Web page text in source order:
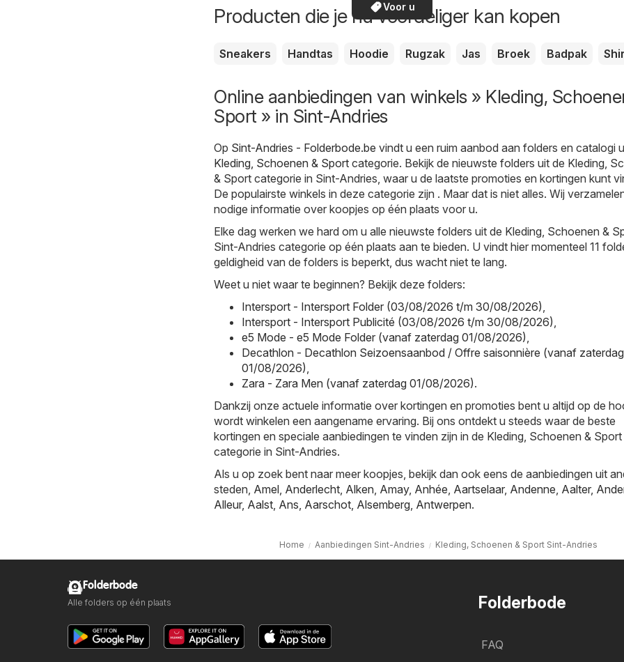
Voor u
Producten die je nu voordeliger kan kopen
Sneakers Handtas Hoodie Rugzak Jas Broek Badpak
Online aanbiedingen van winkels » Kleding,
Sport » in Sint-Andries
Op Sint-Andries - Folderbode.be vindt u een ruim aanbod aan folders en catalogi
Kleding, Schoenen & Sport categorie. Bekijk de nieuwste folders uit de Kleding,
& Sport categorie in Sint-Andries, waar u de laatste promoties en kortingen kunt
De populairste winkels in deze categorie zijn . Maar dat is niet alles. Wij
nodige informatie over koopjes op één plaats voor u.
Elke dag werken we hard om u alle nieuwste folders uit de Kleding, Schoenen &
Sint-Andries categorie op één plaats aan te bieden. U vindt hier momenteel 11
geldigheid van de folders is beperkt, dus wacht niet te lang.
Weet u niet waar te beginnen? Bekijk deze folders:
Intersport - Intersport Folder (03/08/2026 t/m 30/08/2026),
Intersport - Intersport Publicité (03/08/2026 t/m 30/08/2026),
e5 Mode - e5 Mode Folder (vanaf zaterdag 01/08/2026),
Decathlon - Decathlon Seizoensaanbod / Offre saisonnière (vanaf zaterdag
01/08/2026),
Zara - Zara Men (vanaf zaterdag 01/08/2026).
Dankzij onze actuele informatie over kortingen en promoties bent u altijd op de
wordt winkelen een aangename ervaring. Bij ons ontdekt u steeds waar de beste
kortingen en speciale aanbiedingen te vinden zijn in de Kleding, Schoenen & Sport
categorie in Sint-Andries.
Als u op zoek bent naar meer koopjes, bekijk dan ook eens de aanbiedingen uit
steden, Amel, Anderlecht, Alken, Amay, Anhée, Aartselaar, Andenne, Aalter,
Alleur, Aalst, Ans, Aarschot, Alsemberg, Antwerpen.
Home Aanbiedingen Sint-Andries Kleding, Schoenen & Sport Sint-Andries
Folderbode
FAQ
Folderbode
Alle folders op één plaats